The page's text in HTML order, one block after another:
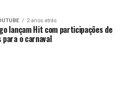
2 anos atrás
lançam Hit com participações de
para o carnaval